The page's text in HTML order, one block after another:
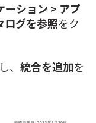
ーション > アプ
ログを参照をク
、 統合を追加を